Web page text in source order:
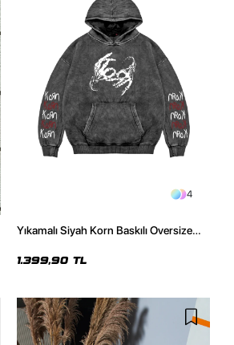
4
Yıkamalı Siyah Korn Baskılı Oversize
1.399,90 TL